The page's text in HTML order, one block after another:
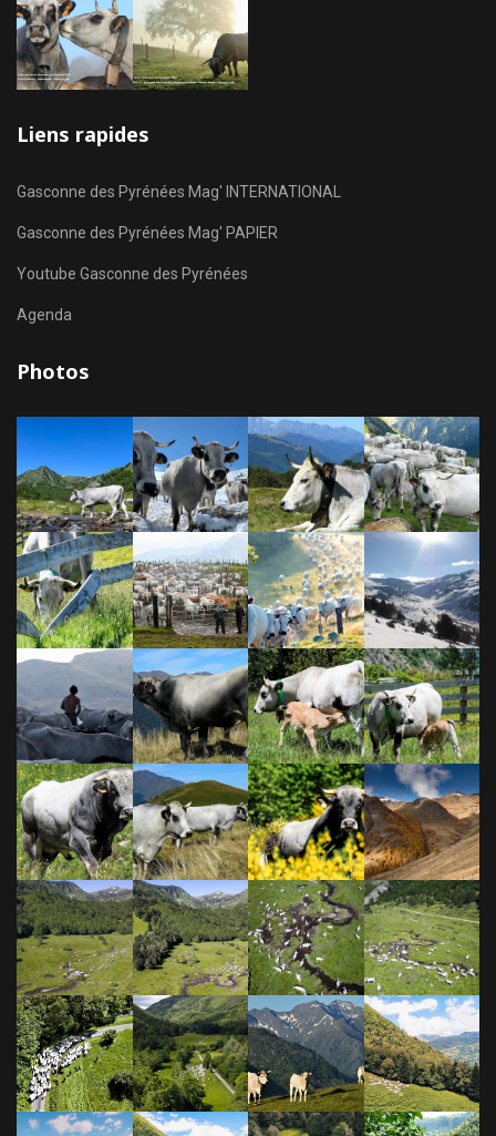
Liens rapides
Gasconne des Pyrénées Mag' INTERNATIONAL
Gasconne des Pyrénées Mag' PAPIER
Youtube Gasconne des Pyrénées
Agenda
Photos